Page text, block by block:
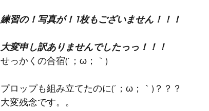
練習の！写真が！1枚もございません！！！
大変申し訳ありませんでしたっっ！！！
せっかくの合宿(´；ω；｀)
プロップも組み立てたのに(´；ω；｀)？？？
大変残念です。。